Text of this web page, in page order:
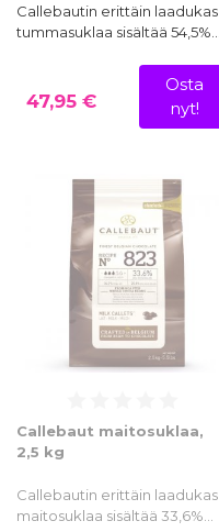
Callebautin erittäin laadukas
tummasuklaa sisältää 54,5%…
47,95 €
Osta
nyt!
Callebaut maitosuklaa,
2,5 kg
Callebautin erittäin laadukas
maitosuklaa sisältää 33,6%…